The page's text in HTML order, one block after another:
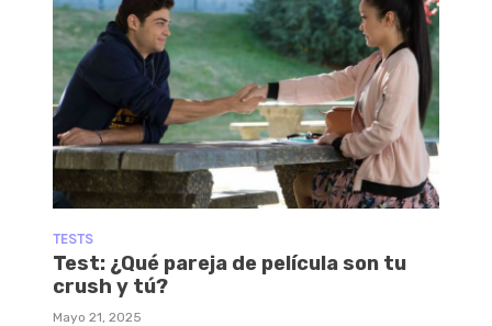
TESTS
Test: ¿Qué pareja de película son tu
crush y tú?
Mayo 21, 2025